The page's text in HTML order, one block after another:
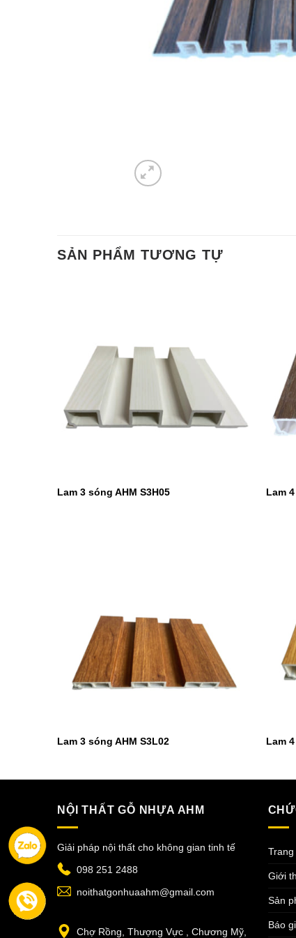
SẢN PHẨM TƯƠNG TỰ
Lam 3 sóng AHM S3H05 Lam
Lam 3 sóng AHM S3L02 Lam
NỘI THẤT GỖ NHỰA AHM
Giải pháp nội thất cho không gian tinh tế
098 251 2488
noithatgonhuaahm@gmail.com
Chợ Rồng, Thượng Vực , Chương Mỹ,
Trang
Giới
Sản
Báo